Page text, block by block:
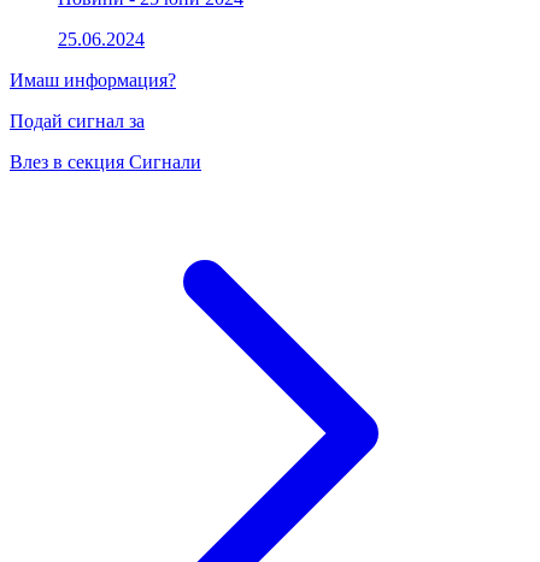
25.06.2024
Имаш информация?
Подай сигнал за
Влез в секция Сигнали